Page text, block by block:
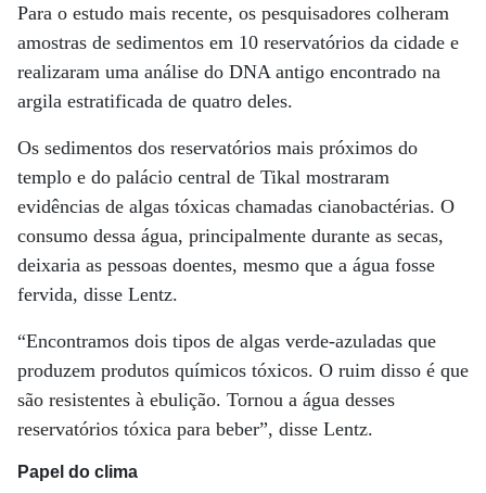
Para o estudo mais recente, os pesquisadores colheram
amostras de sedimentos em 10 reservatórios da cidade e
realizaram uma análise do DNA antigo encontrado na
argila estratificada de quatro deles.
Os sedimentos dos reservatórios mais próximos do
templo e do palácio central de Tikal mostraram
evidências de algas tóxicas chamadas cianobactérias. O
consumo dessa água, principalmente durante as secas,
deixaria as pessoas doentes, mesmo que a água fosse
fervida, disse Lentz.
“Encontramos dois tipos de algas verde-azuladas que
produzem produtos químicos tóxicos. O ruim disso é que
são resistentes à ebulição. Tornou a água desses
reservatórios tóxica para beber”, disse Lentz.
Papel do clima